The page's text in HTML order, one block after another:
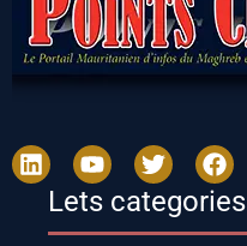
Lets categories